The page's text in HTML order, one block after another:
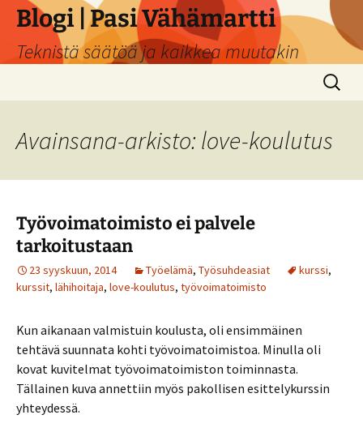
Siirry
sisältöön
Blogi | Pasi Vähämartti
Teknistä säätöä ja kaikkea muutakin
Haku:
Avainsana-arkisto: love-koulutus
Työvoimatoimisto ei palvele
tarkoitustaan
23 syyskuun, 2014 Työelämä, Työsuhdeasiat kurssi,
kurssit, lähihoitaja, love-koulutus, työvoimatoimisto
Kun aikanaan valmistuin koulusta, oli ensimmäinen
tehtävä suunnata kohti työvoimatoimistoa. Minulla oli
kovat kuvitelmat työvoimatoimiston toiminnasta.
Tällainen kuva annettiin myös pakollisen esittelykurssin
yhteydessä.